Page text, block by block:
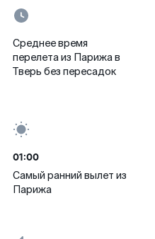
Среднее время
перелета из Парижа в
Тверь без пересадок
01:00
Самый ранний вылет из
Парижа